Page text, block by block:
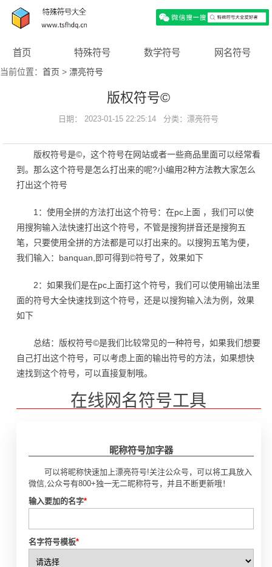
首页 特殊符号 数学符号 网名符号
当前位置： 首页 > 漂亮符号
版权符号©
日期： 2023-01-15 22:25:14 分类：漂亮符号
版权符号是©，这个符号在网站或者一些商品里面可以经常看
到。那么这个符号是怎么打出来的呢?小编用2种方法教大家怎么
打出这个符号
1：使用全拼的方法打出这个符号：在pc上面 ，我们可以使
用搜狗输入法快速打出这个符号，不管是搜狗拼音还是搜狗五
笔，只要使用全拼的方法都是可以打出来的。以搜狗五笔为便，
我们输入：banquan,即可得到©符号了，效果如下
2：如果我们是在pc上面打这个符号，我们可以使用输出法里
面的符号大全快速找到这个符号，还是以搜狗输入法为例，效果
如下
总结：版权符号©是我们比较常见的一种符号，如果我们想要
自己打出这个符号，可以考虑上面的输出符号的方法，如果想快
速找到这个符号，可以直接复制哦。
在线网名符号工具
昵称符号加字器
可以将昵称快速加上漂亮符号!关注公众号，可以将工具放入
微信,公众号有800+独一无二昵称符号，并且不断更新哦！
输入要加的名字*
名字符号模板*